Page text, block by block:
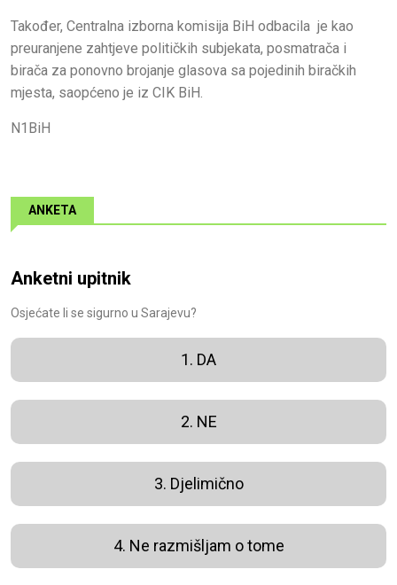
Također, Centralna izborna komisija BiH odbacila je kao
preuranjene zahtjeve političkih subjekata, posmatrača i
birača za ponovno brojanje glasova sa pojedinih biračkih
mjesta, saopćeno je iz CIK BiH.
N1BiH
ANKETA
Anketni upitnik
Osjećate li se sigurno u Sarajevu?
1. DA
2. NE
3. Djelimično
4. Ne razmišljam o tome